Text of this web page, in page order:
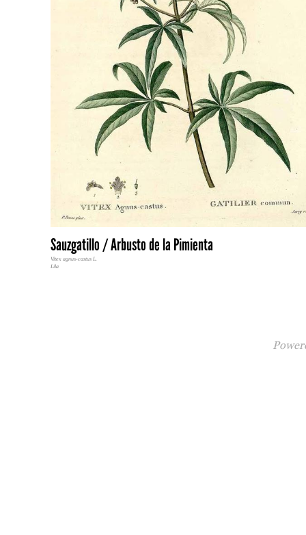
Sauzgatillo / Arbusto de la Pimienta
Vitex agnus-castus L.
Lila